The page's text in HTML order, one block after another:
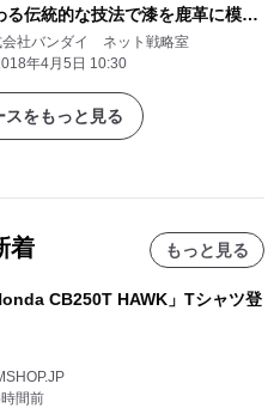
る伝統的な技法で漆を鹿革に模様
した商品！
会社バンダイ ネット戦略室
年4月5日 10:30
をもっと見る
着 もっと見る
CB250T HAWK」Tシャツ登
間前